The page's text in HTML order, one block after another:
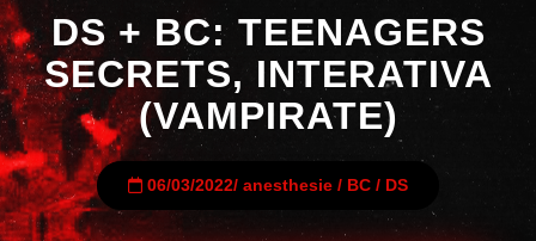
DS + BC: TEENAGERS
SECRETS, INTERATIVA
(VAMPIRATE)
06/03/2022/ anesthesie / BC / DS